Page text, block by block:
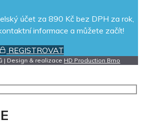
účet za 890 Kč bez DPH za rok,
informace a můžete začít!
REGISTROVAT
| Design & realizace HD Production Brno